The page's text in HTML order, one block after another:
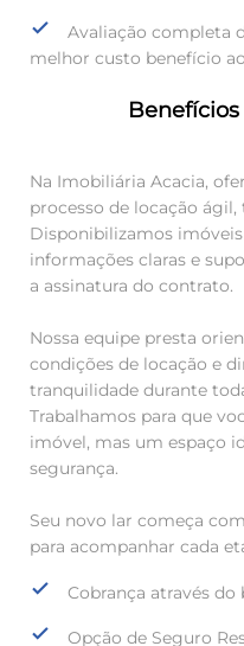
Avaliação completa
melhor custo benefício
Na Imobiliária Acacia,
processo de locação
Disponibilizamos
informações claras e
a assinatura do contrato.
Nossa equipe presta
condições de locação e
tranquilidade durante
Trabalhamos para que
imóvel, mas um espaço
segurança.
Seu novo lar começa
para acompanhar cada
Cobrança através
Opção de Seguro